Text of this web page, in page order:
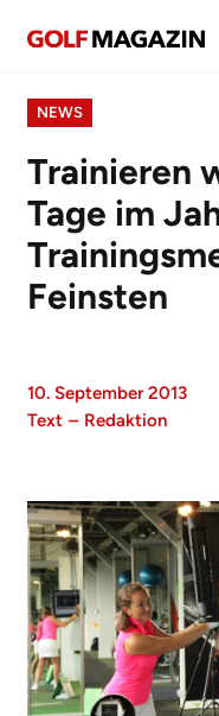
NEWS
Trainieren
Tage im
Feinsten
10. September 2013
Text – Redaktion